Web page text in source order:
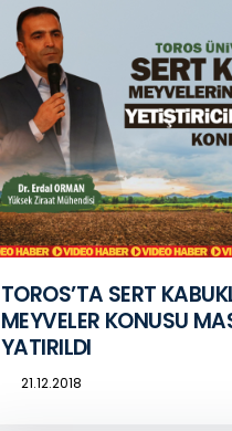
TOROS’TA SERT
MEYVELER KONUSU
YATIRILDI
21.12.2018